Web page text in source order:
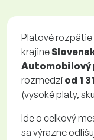
Platové
krajine
Automobilový
rozmedzíod 1
(vysoké platy,
Ide o celkový
sa výrazne